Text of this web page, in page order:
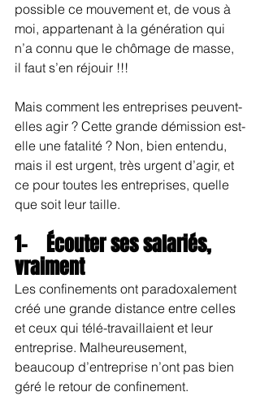
possible ce mouvement et, de vous à
moi, appartenant à la génération qui
n’a connu que le chômage de masse,
il faut s’en réjouir !!!
Mais comment les entreprises peuvent-
elles agir ? Cette grande démission est-
elle une fatalité ? Non, bien entendu,
mais il est urgent, très urgent d’agir, et
ce pour toutes les entreprises, quelle
que soit leur taille.
1- Écouter ses salariés,
vraiment
Les confinements ont paradoxalement
créé une grande distance entre celles
et ceux qui télé-travaillaient et leur
entreprise. Malheureusement,
beaucoup d’entreprise n’ont pas bien
géré le retour de confinement.